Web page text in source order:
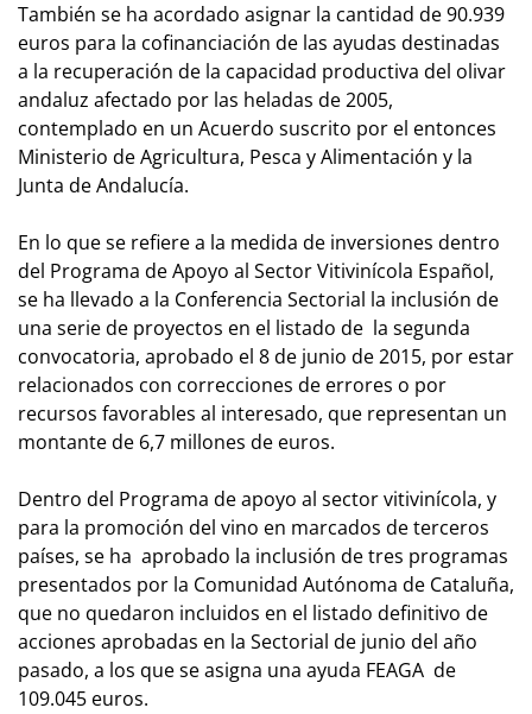
También se ha acordado asignar la cantidad de 90.939
euros para la cofinanciación de las ayudas destinadas
a la recuperación de la capacidad productiva del olivar
andaluz afectado por las heladas de 2005,
contemplado en un Acuerdo suscrito por el entonces
Ministerio de Agricultura, Pesca y Alimentación y la
Junta de Andalucía.
En lo que se refiere a la medida de inversiones dentro
del Programa de Apoyo al Sector Vitivinícola Español,
se ha llevado a la Conferencia Sectorial la inclusión de
una serie de proyectos en el listado de la segunda
convocatoria, aprobado el 8 de junio de 2015, por estar
relacionados con correcciones de errores o por
recursos favorables al interesado, que representan un
montante de 6,7 millones de euros.
Dentro del Programa de apoyo al sector vitivinícola, y
para la promoción del vino en marcados de terceros
países, se ha aprobado la inclusión de tres programas
presentados por la Comunidad Autónoma de Cataluña,
que no quedaron incluidos en el listado definitivo de
acciones aprobadas en la Sectorial de junio del año
pasado, a los que se asigna una ayuda FEAGA de
109.045 euros.